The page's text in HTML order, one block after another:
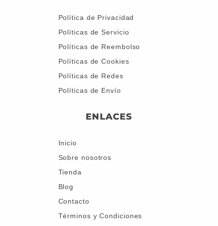
Política de Privacidad
Políticas de Servicio
Políticas de Reembolso
Políticas de Cookies
Políticas de Redes
Políticas de Envío
ENLACES
Inicio
Sobre nosotros
Tienda
Blog
Contacto
Términos y Condiciones